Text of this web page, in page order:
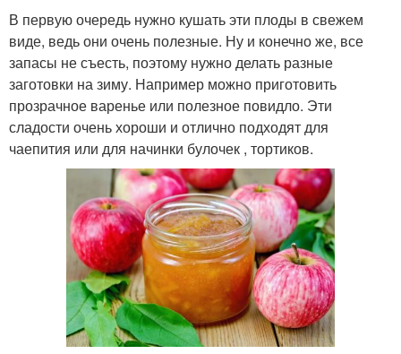
В первую очередь нужно кушать эти плоды в свежем
виде, ведь они очень полезные. Ну и конечно же, все
запасы не съесть, поэтому нужно делать разные
заготовки на зиму. Например можно приготовить
прозрачное варенье или полезное повидло. Эти
сладости очень хороши и отлично подходят для
чаепития или для начинки булочек , тортиков.